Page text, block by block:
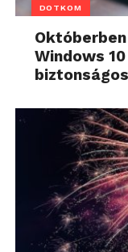
DOTKOM
Windows